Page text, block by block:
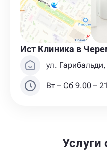
Ист Клиника в
ул.
Вт – Сб 9.00 –
Услуги